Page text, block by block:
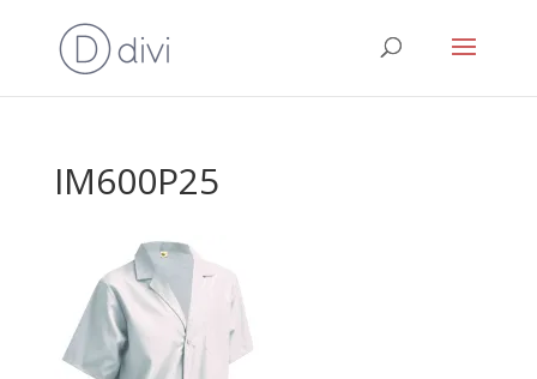
IM600P25